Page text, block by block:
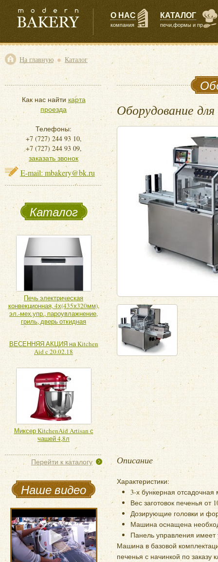
О НАС
компания
КАТАЛОГ
печи,формы и пр
На главную • Каталог
Как нас найти карта
проезда
Телефоны:
+7 (727) 244 93 10,
+7 (727) 244 93 09,
заказать звонок
E-mail: mbakery@bk.ru
Каталог
Печь электрическая
конвекционная, 4х(435х320мм),
эл.-мех.упр., пароувлажнение,
гриль, дверь откидная
ВЕСЕННЯЯ АКЦИЯ на Kitchen
Aid c 20.02.18
Миксер KitchenAid Artisan с
чашей 4,8л
Перейти к каталогу
Наше видео
Оборудование
Описание
Характеристики:
3-х бункерная
Вес заготовок печенья от
Дозирующие головки и
Машина оснащена
Панель управления имеет
Машина в базовой
печенья с начинкой по